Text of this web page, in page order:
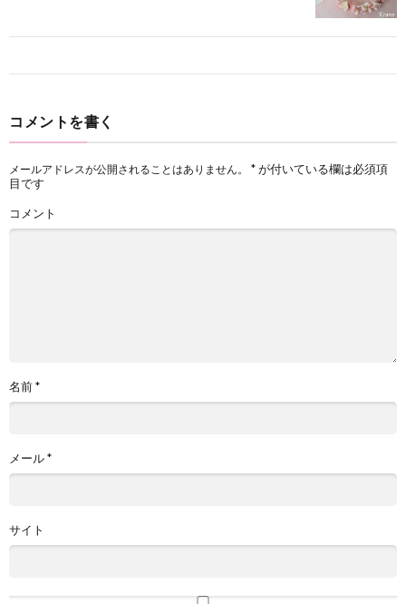
コメントを書く
メールアドレスが公開されることはありません。 *が付いている欄は必須項
目です
コメント
名前*
メール*
サイト